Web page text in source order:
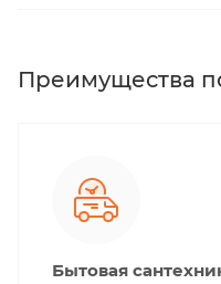
Преимущества
Бытовая